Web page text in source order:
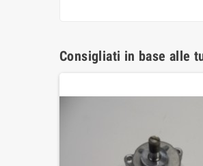
Consigliati in base alle